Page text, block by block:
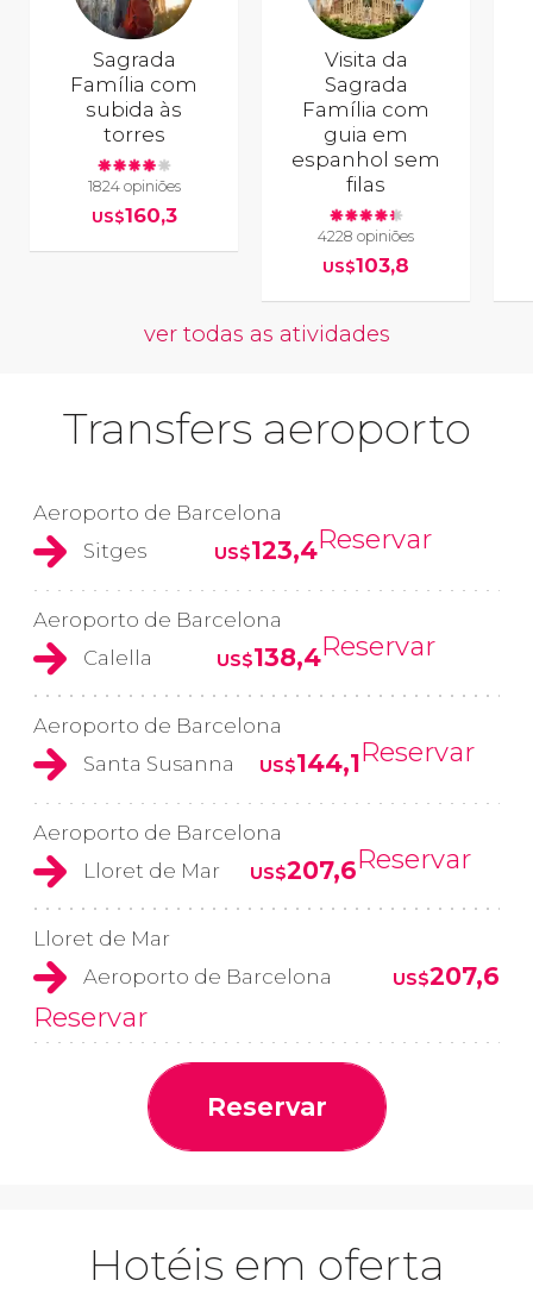
Sagrada
Família com
subida às
torres
1824 opiniões
US$160,3
Visita da
Sagrada
Família com
guia em
espanhol sem
filas
4228 opiniões
US$103,8
ver todas as atividades
Transfers aeroporto
Aeroporto de Barcelona
Sitges
US$123,4Reservar
Aeroporto de Barcelona
Calella
US$138,4Reservar
Aeroporto de Barcelona
Santa Susanna
US$144,1Reservar
Aeroporto de Barcelona
Lloret de Mar
US$207,6Reservar
Lloret de Mar
Aeroporto de Barcelona
US$207,6
Reservar
Reservar
Hotéis em oferta